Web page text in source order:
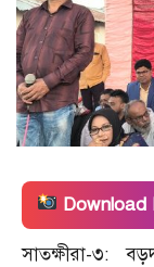
Download
সাতক্ষীরা-৩: